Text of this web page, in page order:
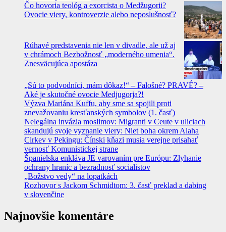
Čo hovoria teológ a exorcista o Medžugorii?
Ovocie viery, kontroverzie alebo neposlušnosť?
Rúhavé predstavenia nie len v divadle, ale už aj
v chrámoch Bezbožnosť „moderného umenia“.
Znesväcujúca apostáza
„Sú to podvodníci, mám dôkaz!“ – Falošné? PRAVÉ? –
Aké je skutočné ovocie Medjugorja?!
Výzva Mariána Kuffu, aby sme sa spojili proti
znevažovaniu kresťanských symbolov (1. časť)
Nelegálna invázia moslimov: Migranti v Ceute v uliciach
skandujú svoje vyznanie viery: Niet boha okrem Alaha
Cirkev v Pekingu: Čínski kňazi musia verejne prisahať
vernosť Komunistickej strane
Španielska enkláva JE varovaním pre Európu: Zlyhanie
ochrany hraníc a bezradnosť socialistov
„Božstvo vedy“ na lopatkách
Rozhovor s Jackom Schmidtom: 3. časť preklad a dabing
v slovenčine
Najnovšie komentáre